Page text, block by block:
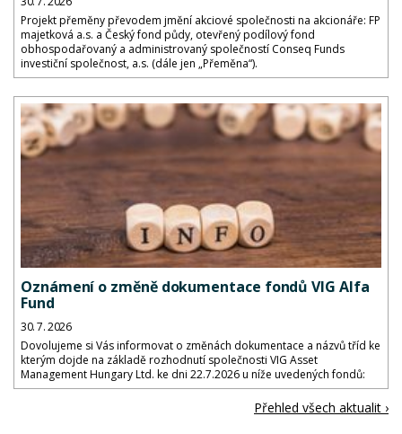
Projekt přeměny převodem jmění akciové společnosti na akcionáře: FP
majetková a.s. a Český fond půdy, otevřený podílový fond
obhospodařovaný a administrovaný společností Conseq Funds
investiční společnost, a.s. (dále jen „Přeměna“).
Oznámení o změně dokumentace fondů VIG Alfa
Fund
30. 7. 2026
Dovolujeme si Vás informovat o změnách dokumentace a názvů tříd ke
kterým dojde na základě rozhodnutí společnosti VIG Asset
Management Hungary Ltd. ke dni 22.7.2026 u níže uvedených fondů:
Přehled všech aktualit ›